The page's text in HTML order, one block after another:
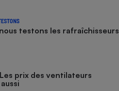
testons les rafraîchisseurs
prix des ventilateurs